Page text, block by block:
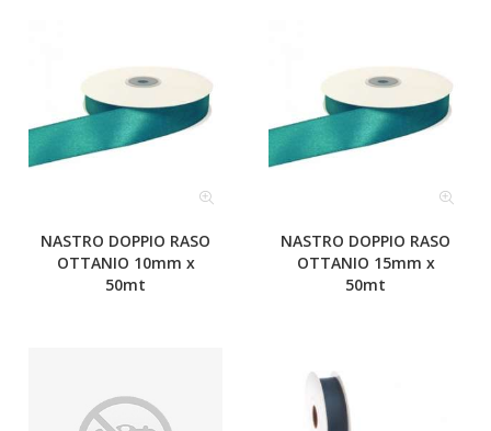
NASTRO DOPPIO RASO
OTTANIO 10mm x
50mt
NASTRO DOPPIO RASO
OTTANIO 15mm x
50mt